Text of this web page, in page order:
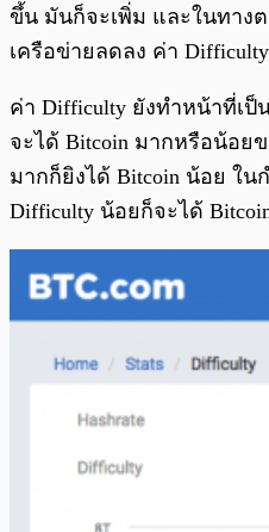
ขึ้น มันก็จะเพิ่ม และในทาง
เครือข่ายลดลง ค่า
ค่า Difficulty ยังทำหน้าที่เ
จะได้ Bitcoin มากหรือน้อย
มากก็ยิงได้ Bitcoin น้อย ใน
Difficulty น้อยก็จะได้